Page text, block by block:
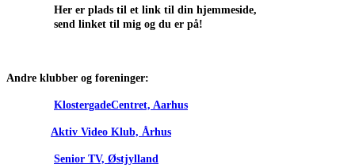
Her er plads til et link til din hjemmeside,
send linket til mig og du er på!
Andre klubber og foreninger:
KlostergadeCentret, Aarhus
Aktiv Video Klub, Århus
Senior TV, Østjylland